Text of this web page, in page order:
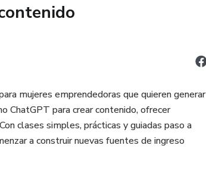
mujeres emprendedoras que quieren generar
ChatGPT para crear contenido, ofrecer
clases simples, prácticas y guiadas paso a
a construir nuevas fuentes de ingreso